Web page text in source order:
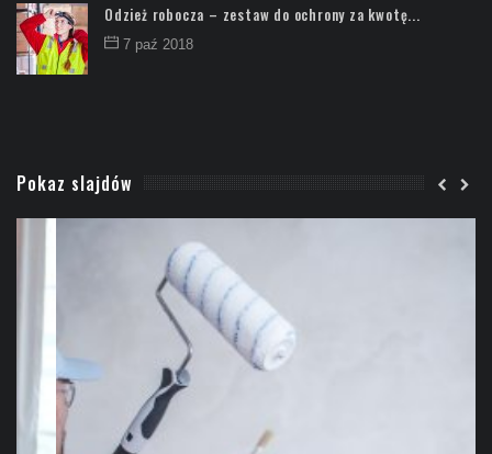
Odzież robocza – zestaw do ochrony za kwotę...
7 paź 2018
Pokaz slajdów